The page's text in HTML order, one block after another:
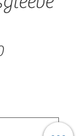
Verkoopprijs